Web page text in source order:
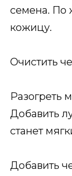
семена. По
кожицу.
Очистить
Разогреть
Добавить
станет
Добавить